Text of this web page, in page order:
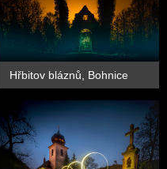
Hřbitov bláznů, Bohnice